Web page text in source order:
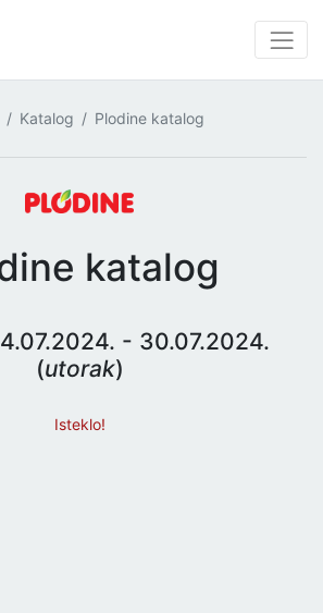
Katalog Plodine katalog
katalog
- 30.07.2024.
(utorak)
Isteklo!